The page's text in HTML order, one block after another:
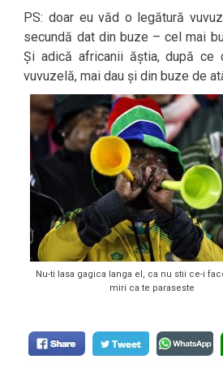
PS: doar eu văd o legătură
secundă dat din buze – cel mai
Și adică africanii ăștia, după ce
vuvuzelă, mai dau și din buze de
Nu-ti lasa gagica langa el, ca nu stii ce-i
miri ca te paraseste